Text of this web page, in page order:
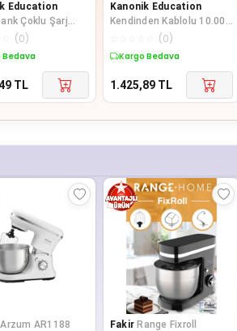
Education
Çoklu Şarj
Mah
Dijital Göster
(0)
Bedava
TL
Kanonik Education
Kendinden Kablolu 10.000
Mah Powerbank
(0)
Kargo Bedava
1.425,89 TL
Arzum AR1188
Fakir Range Fixroll